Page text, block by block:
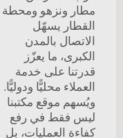
مطار ونزهو ومحطة
القطار يسهّل
الاتصال بالمدن
الكبرى، ما يعزّز
قدرتنا على خدمة
العملاء محليًّا ودوليًّا.
ويُسهم موقع مكتبنا
ليس فقط في رفع
كفاءة العمليات، بل